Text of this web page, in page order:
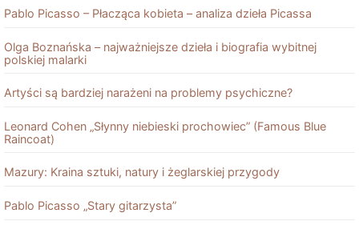
Pablo Picasso – Płacząca kobieta – analiza dzieła Picassa
Olga Boznańska – najważniejsze dzieła i biografia wybitnej
polskiej malarki
Artyści są bardziej narażeni na problemy psychiczne?
Leonard Cohen „Słynny niebieski prochowiec” (Famous Blue
Raincoat)
Mazury: Kraina sztuki, natury i żeglarskiej przygody
Pablo Picasso „Stary gitarzysta”